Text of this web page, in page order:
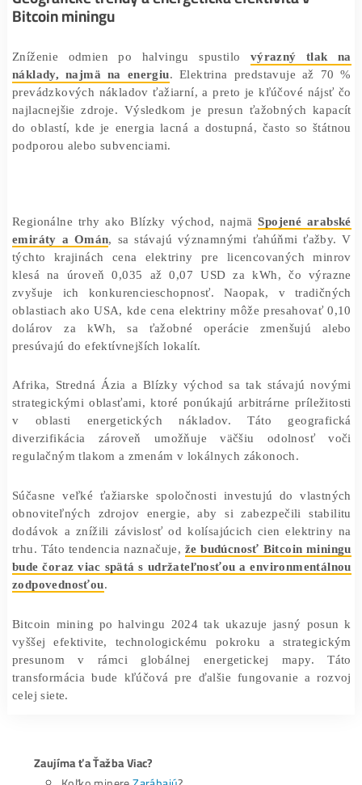
Tieto technologické pokroky však nestačia samy o
Mineri musia zároveň optimalizovať chladenie
využívať inteligentné riadenie spotreby a neustále
vývoj trhu, aby vedeli rýchlo reagovať na zmeny v
siete a cene Bitcoinu.
Geografické trendy a energetická efektivita v
Zníženie odmien po halvingu spustilo
náklady, najmä na energiu . Elektrina predstavuje až
prevádzkových nákladov ťažiarní, a preto je kľúčové
najlacnejšie zdroje. Výsledkom je presun ťažobných
do oblastí, kde je energia lacná a dostupná, často so
podporou alebo subvenciami.
Regionálne trhy ako Blízky východ, najmä Spojené
emiráty a Omán, sa stávajú významnými ťahúňmi
týchto krajinách cena elektriny pre licencovaných
klesá na úroveň 0,035 až 0,07 USD za kWh, čo
oblastiach ako USA, kde cena elektriny môže
dolárov za kWh, sa ťažobné operácie zmenšujú
presúvajú do efektívnejších lokalít.
Afrika, Stredná Ázia a Blízky východ sa tak stávajú
v oblasti energetických nákladov. Táto
diverzifikácia zároveň umožňuje väčšiu
regulačným tlakom a zmenám v lokálnych zákonoch.
Súčasne veľké ťažiarske spoločnosti investujú do
trhu. Táto tendencia naznačuje,